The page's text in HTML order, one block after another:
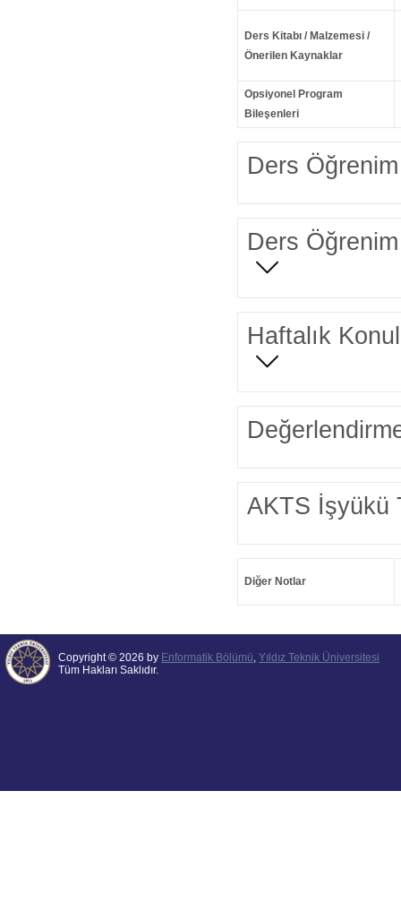
Ders Kitabı / Malzemesi /
Önerilen Kaynaklar
Opsiyonel Program
Bileşenleri
Ders Öğrenim
Ders Öğrenim
Haftalık
AKTS İşyükü
Diğer Notlar
Copyright © 2026 by Enformatik Bölümü, Yıldız Teknik Üniversitesi
Tüm Hakları Saklıdır.